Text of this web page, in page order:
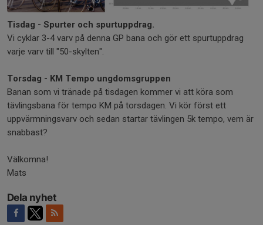
Tisdag - Spurter och spurtuppdrag.
Vi cyklar 3-4 varv på denna GP bana och gör ett spurtuppdrag
varje varv till "50-skylten".
Torsdag - KM Tempo ungdomsgruppen
Banan som vi tränade på tisdagen kommer vi att köra som
tävlingsbana för tempo KM på torsdagen. Vi kör först ett
uppvärmningsvarv och sedan startar tävlingen 5k tempo, vem är
snabbast?
Välkomna!
Mats
Dela nyhet